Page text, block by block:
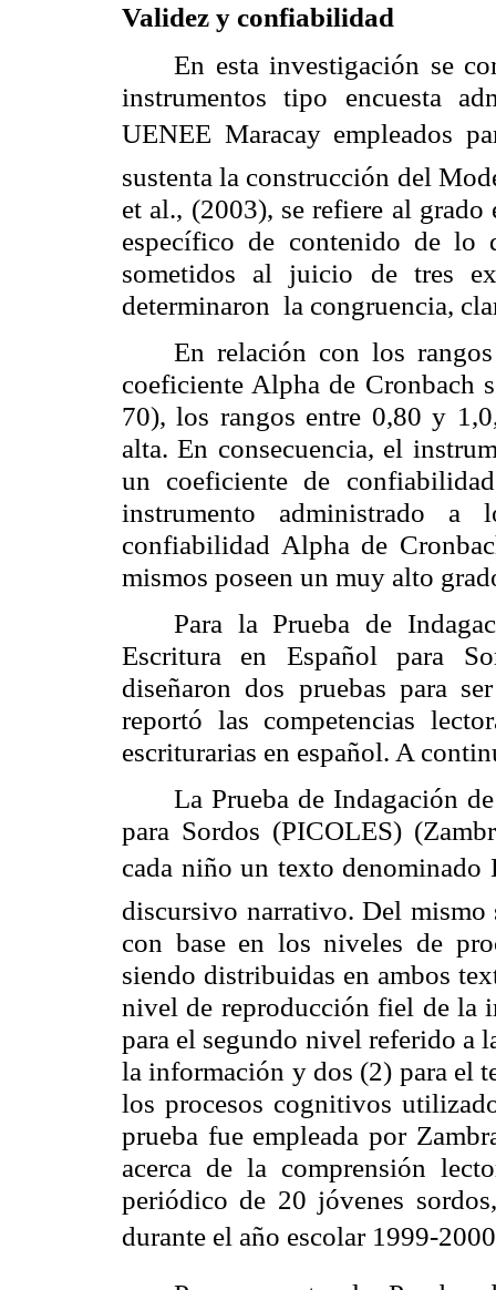
Validez y confiabilidad
En esta investigación se
instrumentos tipo encuesta
UENEE Maracay empleados
sustenta la construcción del
et al., (2003), se refiere al
específico de contenido de lo
sometidos al juicio de tres
determinaron la congruencia,
En relación con los
coeficiente Alpha de Cronbach
70), los rangos entre 0,80 y
alta. En consecuencia, el
un coeficiente de
instrumento administrado
confiabilidad Alpha de
mismos poseen un muy alto
Para la Prueba de
Escritura en Español para
diseñaron dos pruebas para
reportó las competencias
escriturarias en español. A
LaPrueba de Indagación
para Sordos (PICOLES)
cada niño un texto denominado
discursivo narrativo. Del mismo
con base en los niveles de
siendo distribuidas en ambos
nivel de reproducción fiel de la
para el segundo nivel referido a
la información y dos (2) para el
los procesos cognitivos
prueba fue empleada por
acerca de la comprensión
periódico de 20 jóvenes
durante el año escolar 1999-2000